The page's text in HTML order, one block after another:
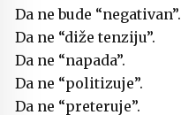
Da ne bude “negativan”.
Da ne “diže tenziju”.
Da ne “napada”.
Da ne “politizuje”.
Da ne “preteruje”.